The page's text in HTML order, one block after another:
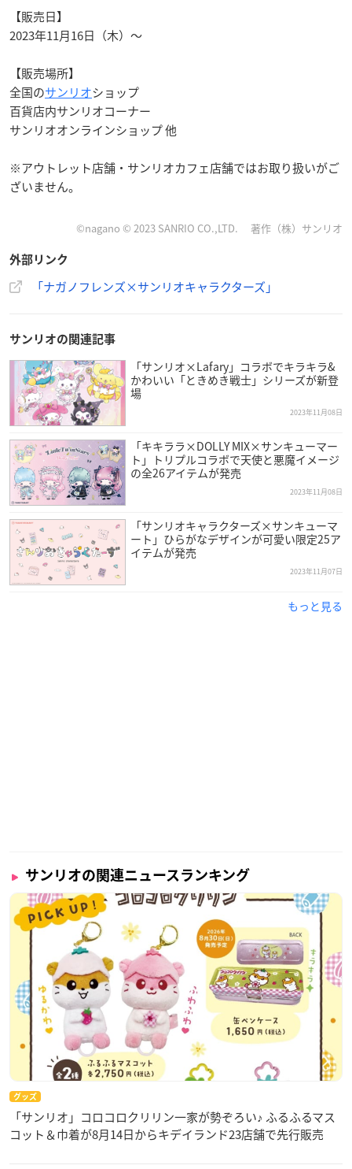
【販売日】
2023年11月16日（木）〜
【販売場所】
全国のサンリオショップ
百貨店内サンリオコーナー
サンリオオンラインショップ 他
※アウトレット店舗・サンリオカフェ店舗ではお取り扱いがご
ざいません。
©nagano © 2023 SANRIO CO.,LTD. 著作（株）サンリオ
外部リンク
「ナガノフレンズ×サンリオキャラクターズ」
サンリオの関連記事
「サンリオ×Lafary」コラボでキラキラ&
かわいい「ときめき戦士」シリーズが新登
場
2023年11月08日
「キキララ×DOLLY MIX×サンキューマー
ト」トリプルコラボで天使と悪魔イメージ
の全26アイテムが発売
2023年11月08日
「サンリオキャラクターズ×サンキューマ
ート」ひらがなデザインが可愛い限定25ア
イテムが発売
2023年11月07日
もっと見る
サンリオの関連ニュースランキング
グッズ
「サンリオ」コロコロクリリン一家が勢ぞろい♪ ふるふるマス
コット＆巾着が8月14日からキデイランド23店舗で先行販売